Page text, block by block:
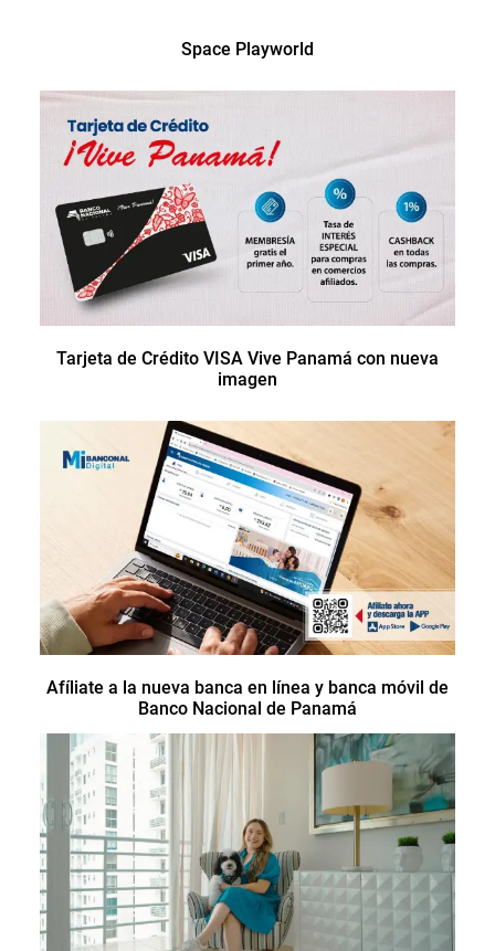
Space Playworld
Tarjeta de Crédito VISA Vive Panamá con nueva
imagen
Afíliate a la nueva banca en línea y banca móvil de
Banco Nacional de Panamá